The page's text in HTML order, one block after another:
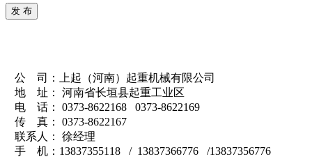
发 布
公 司：上起（河南）起重机械有限公司
地 址： 河南省长垣县起重工业区
电 话： 0373-8622168 0373-8622169
传 真： 0373-8622167
联系人： 徐经理
手 机：13837355118 / 13837366776 /13837356776